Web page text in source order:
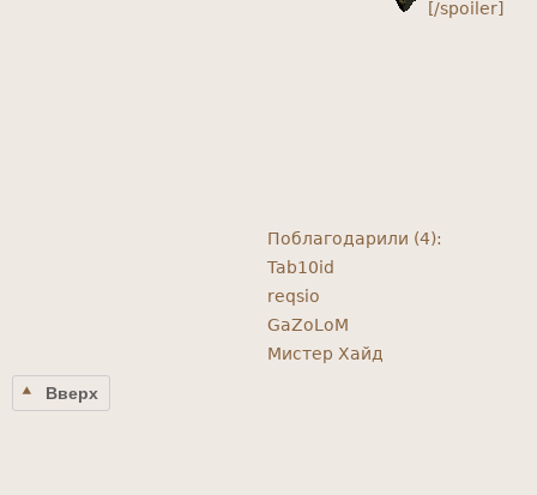
[/spoiler]
Поблагодарили (4):
Tab10id
reqsio
GaZoLoM
Мистер Хайд
Вверх